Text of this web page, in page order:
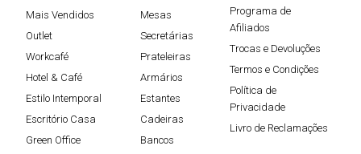
Mais Vendidos
Outlet
Workcafé
Hotel & Café
Estilo Intemporal
Escritório Casa
Green Office
Mesas
Secretárias
Prateleiras
Armários
Estantes
Cadeiras
Bancos
Programa de
Afiliados
Trocas e Devoluções
Termos e Condições
Política de
Privacidade
Livro de Reclamações